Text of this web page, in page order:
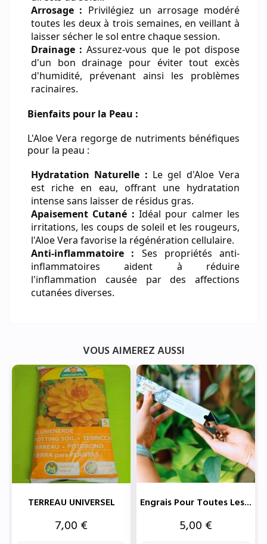
Arrosage : Privilégiez un arrosage modéré
toutes les deux à trois semaines, en veillant à
laisser sécher le sol entre chaque session.
Drainage : Assurez-vous que le pot dispose
d'un bon drainage pour éviter tout excès
d'humidité, prévenant ainsi les problèmes
racinaires.
Bienfaits pour la Peau :
L'Aloe Vera regorge de nutriments bénéfiques
pour la peau :
Hydratation Naturelle : Le gel d'Aloe Vera
est riche en eau, offrant une hydratation
intense sans laisser de résidus gras.
Apaisement Cutané : Idéal pour calmer les
irritations, les coups de soleil et les rougeurs,
l'Aloe Vera favorise la régénération cellulaire.
Anti-inflammatoire : Ses propriétés anti-
inflammatoires aident à réduire
l'inflammation causée par des affections
cutanées diverses.
VOUS AIMEREZ AUSSI
TERREAU UNIVERSEL
Prix
7,00 €
Engrais Pour Toutes Les...
Prix
5,00 €